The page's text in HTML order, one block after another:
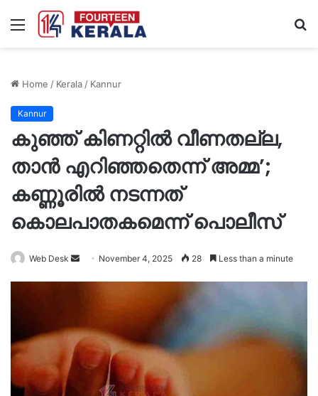
Menu
Home / Kerala/ Kannur
Kannur
കുഞ്ഞ് കിണറ്റിൽ വീണതല്ല,
താൻ എറിഞ്ഞതെന്ന് അമ്മ’;
കണ്ണൂരിൽ നടന്നത്
കൊലപാതകമെന്ന് പൊലീസ്
Web Desk
Send November 4, 2025 28 Less than a minute